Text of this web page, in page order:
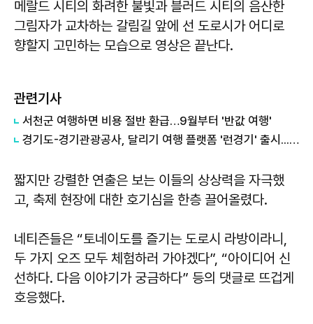
메랄드 시티의 화려한 불빛과 블러드 시티의 음산한
그림자가 교차하는 갈림길 앞에 선 도로시가 어디로
향할지 고민하는 모습으로 영상은 끝난다.
관련기사
서천군 여행하면 비용 절반 환급…9월부터 '반값 여행'
경기도-경기관광공사, 달리기 여행 플랫폼 '런경기' 출시...31개 시·군 관광자원 연결
짧지만 강렬한 연출은 보는 이들의 상상력을 자극했
고, 축제 현장에 대한 호기심을 한층 끌어올렸다.
네티즌들은 “토네이도를 즐기는 도로시 라방이라니,
두 가지 오즈 모두 체험하러 가야겠다”, “아이디어 신
선하다. 다음 이야기가 궁금하다” 등의 댓글로 뜨겁게
호응했다.